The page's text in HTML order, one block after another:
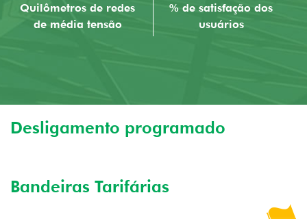
Quilômetros de redes
de média tensão
% de satisfação dos
usuários
Desligamento programado
Bandeiras Tarifárias